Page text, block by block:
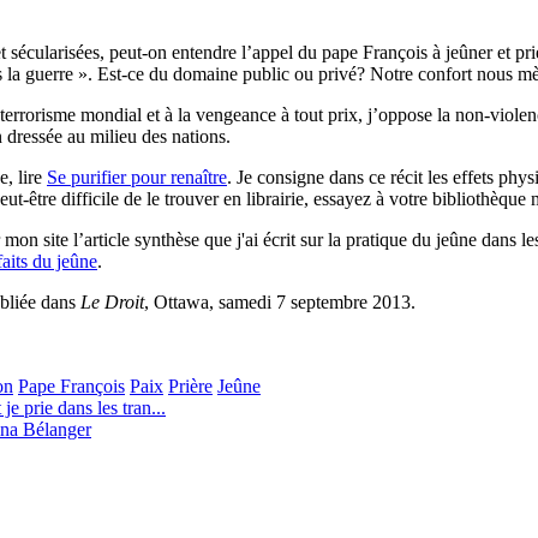
sécularisées, peut-on entendre l’appel du pape François à jeûner et
la guerre ». Est-ce du domaine public ou privé? Notre confort nous
mondial et à la vengeance à tout prix, j’oppose la non-
au milieu des nations.
lire Se purifier pour renaître. Je consigne dans ce récit les effets
être difficile de le trouver en librairie, essayez à votre bibliothèque
site l’article synthèse que j'ai écrit sur la pratique du jeûne dans
du jeûne.
dans Le Droit, Ottawa, samedi 7 septembre 2013.
Pape François Paix Prière Jeûne
prie dans les tran...
Bélanger